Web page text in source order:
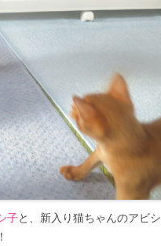
子と、新入り猫ちゃんのアビシ